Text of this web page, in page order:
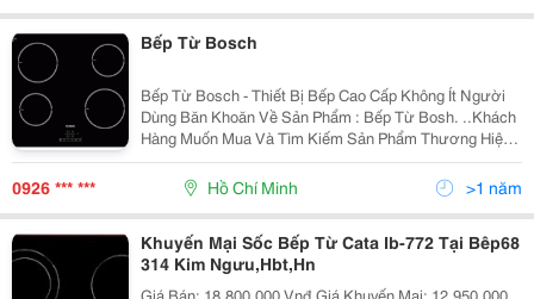
Bếp Từ Bosch
Bếp Từ Bosch - Thiết Bị Bếp Cao Cấp Không Ít Người
Dùng Băn Khoăn Về Sản Phẩm : Bếp Từ Bosh. ..Khách
Hàng Muốn Mua Và Tìm Kiếm Sản Phẩm Thương Hiệu
Bosch Nhưng Vẫn Băn Khoăn Chưa Biết Lựa Chọn
Như Thế Nào Để Được Sản Phẩm Ưng Ý...với Mức Phí
0926 *** *** Hồ Chí Minh >1 năm
Khuyến Mại Sốc Bếp Từ Cata Ib-772 Tại Bêp68
314 Kim Ngưu,Hbt,Hn
Giá Bán: 18.800.000 Vnđ Giá Khuyến Mại: 12.950.000